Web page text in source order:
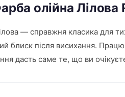
олійна
— справжня класика для
блиск після висихання.
дасть саме те, що ви